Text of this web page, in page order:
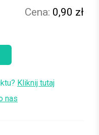
0,90 zł
Kliknij tutaj
nas